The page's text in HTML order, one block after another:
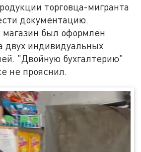
торговца-мигранта
документацию.
был оформлен
двух индивидуальных
"Двойную бухгалтерию"
не прояснил.